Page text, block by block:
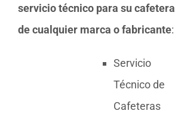
servicio técnico para su cafetera
de cualquier marca o fabricante:
Servicio
Técnico de
Cafeteras